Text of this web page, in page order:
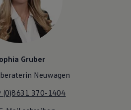
Gruber
Neuwagen
(0)8631 370-1404